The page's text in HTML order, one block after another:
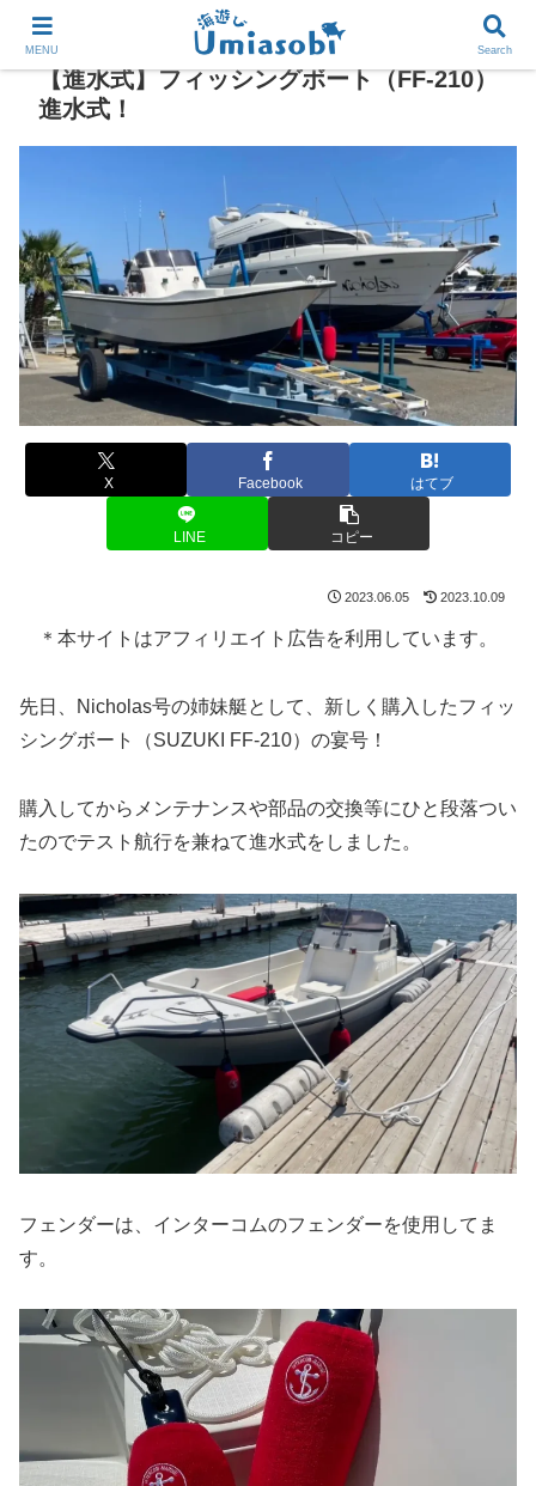
【進水式】フィッシングボート（FF-210）
進水式！
X Facebook はてブ
LINE コピー
2023.06.05 2023.10.09
＊本サイトはアフィリエイト広告を利用しています。
先日、Nicholas号の姉妹艇として、新しく購入したフィッ
シングボート（SUZUKI FF-210）の宴号！
購入してからメンテナンスや部品の交換等にひと段落つい
たのでテスト航行を兼ねて進水式をしました。
フェンダーは、インターコムのフェンダーを使用してま
す。
MENU Search